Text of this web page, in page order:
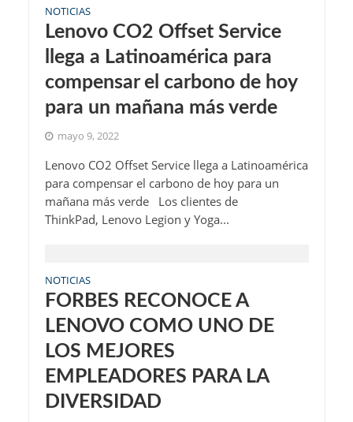
NOTICIAS
Lenovo CO2 Offset Service
llega a Latinoamérica para
compensar el carbono de hoy
para un mañana más verde
mayo 9, 2022
Lenovo CO2 Offset Service llega a Latinoamérica
para compensar el carbono de hoy para un
mañana más verde Los clientes de
ThinkPad, Lenovo Legion y Yoga...
NOTICIAS
FORBES RECONOCE A
LENOVO COMO UNO DE
LOS MEJORES
EMPLEADORES PARA LA
DIVERSIDAD